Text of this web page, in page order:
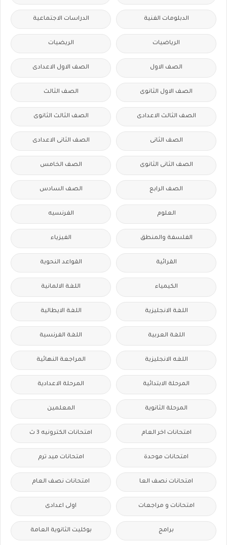
الدبلومات الفنية الدراسات الاجتماعية
الرياضيات الريضيات
الصف الاول الصف الاول الاعدادى
الصف الاول الثانوى الصف الثالث
الصف الثالث الاعدادى الصف الثالث الثانوى
الصف الثانى الصف الثانى الاعدادى
الصف الثانى الثانوى الصف الخامس
الصف الرابع الصف السادس
العلوم الفرنسيه
الفلسفة والمنطق الفيزياء
القرائية القواعد النحوية
الكيمياء اللغة الالمانية
اللغة الانجليزية اللغة الايطالية
اللغة العربية اللغة الفرنسية
اللغه الانجليزية المراجعة النهائية
المرحلة الابتدائية المرحلة الاعدادية
المرحلة الثانوية المعلمين
امتحانات اخر العام امتحانات الكترونيه 3 ث
امتحانات موحدة امتحانات ميد ترم
امتحانات نصف العا امتحانات نصف العام
امتحانات و مراجعات اولى اعدادى
برامج بوكليت الثانوية العامة